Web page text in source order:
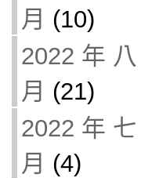
月 (10)
2022 年 八
月 (21)
2022 年 七
月 (4)